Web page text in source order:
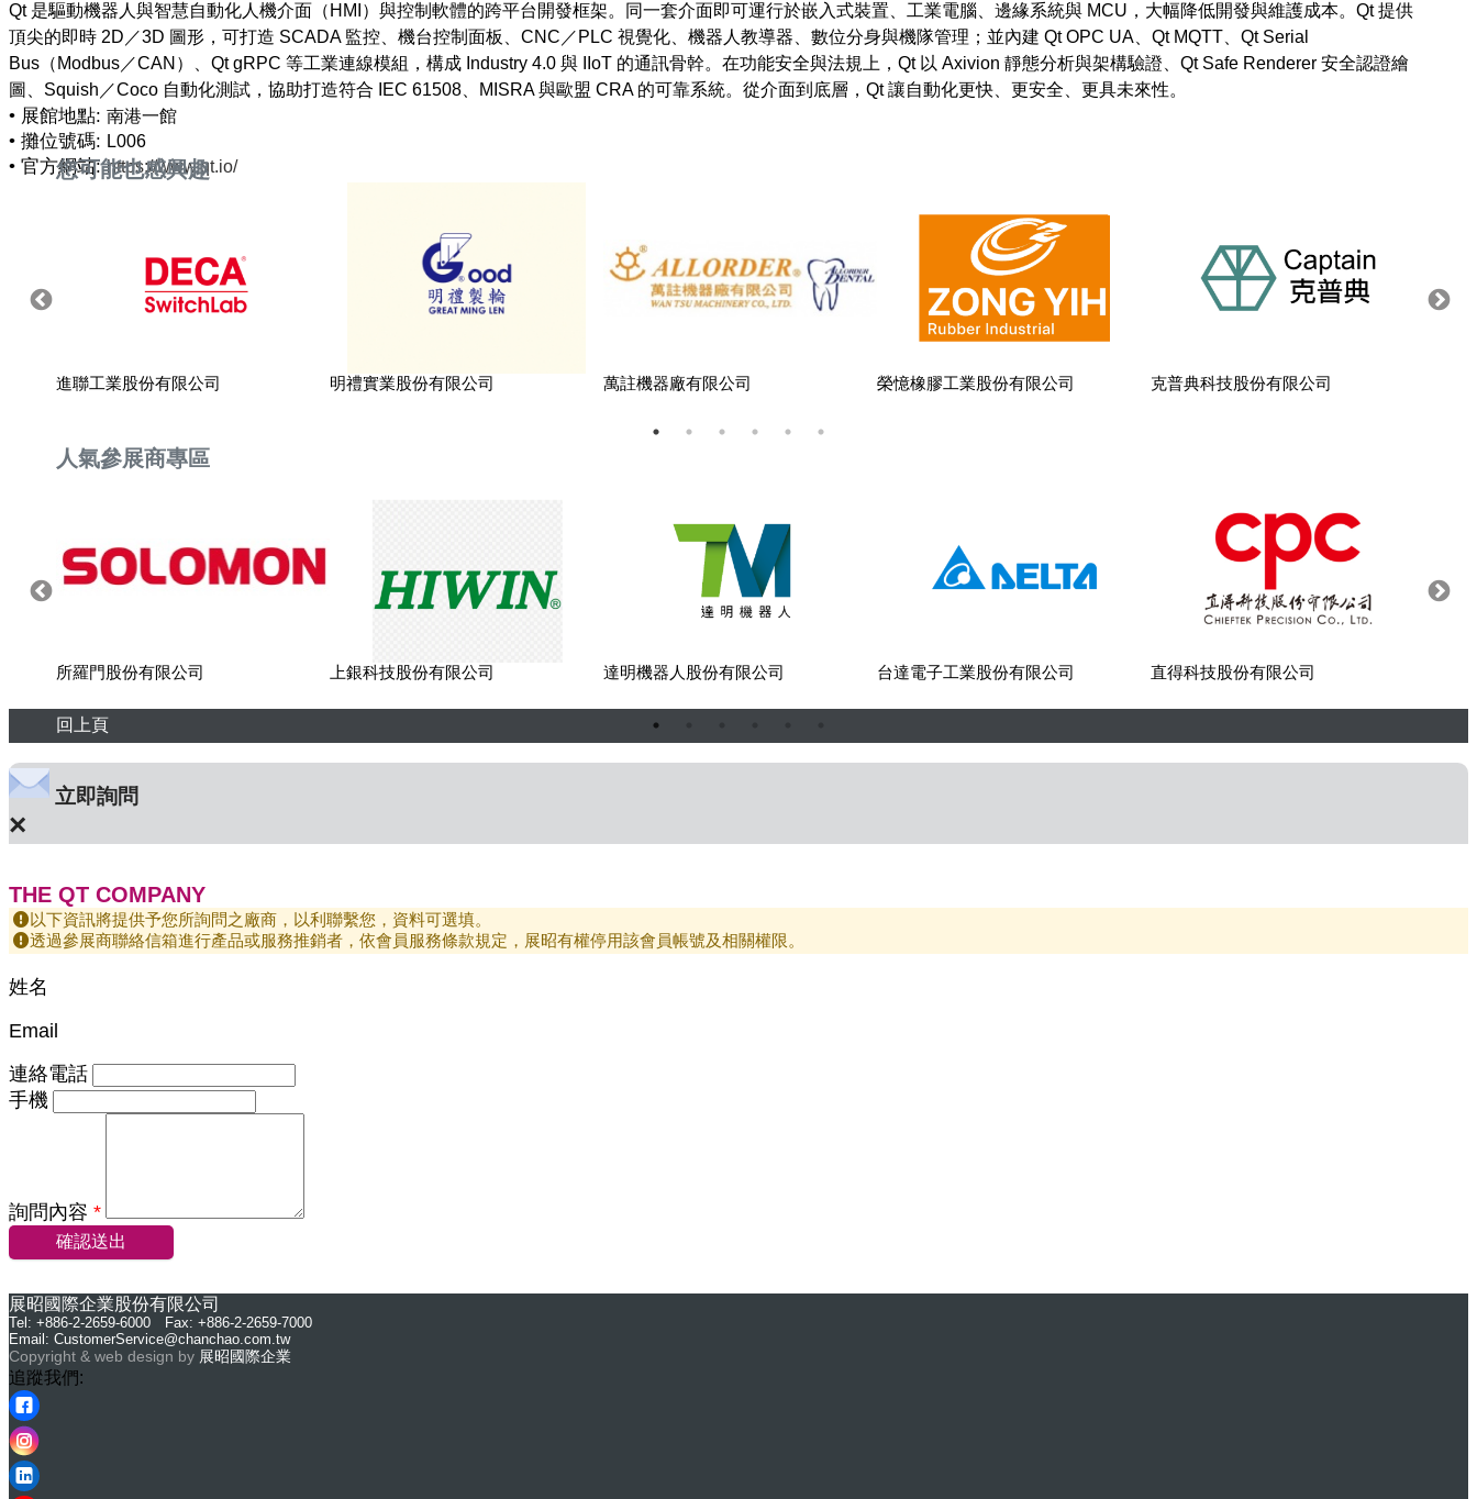
分享 :
Qt 是驅動機器人與智慧自動化人機介面（HMI）與控制軟體的跨平台開發框架。同一套介面即可運行於嵌入式裝置、工業電腦、邊緣系統與 MCU，大幅降低開發與維護成本。Qt 提供
頂尖的即時 2D／3D 圖形，可打造 SCADA 監控、機台控制面板、CNC／PLC 視覺化、機器人教導器、數位分身與機隊管理；並內建 Qt OPC UA、Qt MQTT、Qt Serial
Bus（Modbus／CAN）、Qt gRPC 等工業連線模組，構成 Industry 4.0 與 IIoT 的通訊骨幹。在功能安全與法規上，Qt 以 Axivion 靜態分析與架構驗證、Qt Safe Renderer 安全認證繪
• 展館地點: 南港一館
• 攤位號碼: L006
• 官方網站:https://www.qt.io/
您可能也感興趣
進聯工業股份有限公司 明禮實業股份有限公司 萬註機器廠有限公司 榮憶橡膠工業股份有限公司 克普典科技股份有限公司
人氣參展商專區
所羅門股份有限公司 上銀科技股份有限公司 達明機器人股份有限公司 台達電子工業股份有限公司 直得科技股份有限公司
回上頁
立即詢問
×
THE QT COMPANY
以下資訊將提供予您所詢問之廠商，以利聯繫您，資料可選填。
透過參展商聯絡信箱進行產品或服務推銷者，依會員服務條款規定，展昭有權停用該會員帳號及相關權限。
姓名
Email
連絡電話
手機
詢問內容 *
確認送出
展昭國際企業股份有限公司
Tel: +886-2-2659-6000 Fax: +886-2-2659-7000
Email: CustomerService@chanchao.com.tw
Copyright & web design by 展昭國際企業
追蹤我們: